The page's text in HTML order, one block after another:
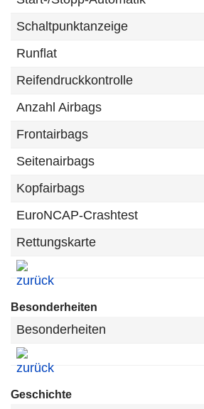
Schaltpunktanzeige
Runflat
Reifendruckkontrolle
Anzahl Airbags
Frontairbags
Seitenairbags
Kopfairbags
EuroNCAP-Crashtest
Rettungskarte
Besonderheiten
Besonderheiten
Geschichte